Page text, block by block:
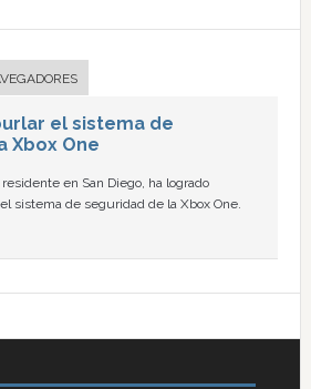
el sistema de
Xbox One
en San Diego, ha logrado
sistema de seguridad de la Xbox One.